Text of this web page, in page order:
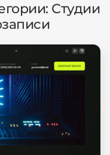
Студии